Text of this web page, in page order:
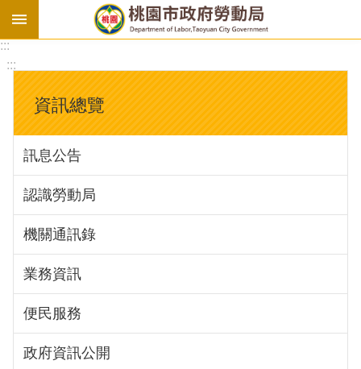
基
法
勞
資
會
庇
護
工
場
進
:::
:::
資訊總覽
訊息公告
認識勞動局
機關通訊錄
業務資訊
便民服務
政府資訊公開